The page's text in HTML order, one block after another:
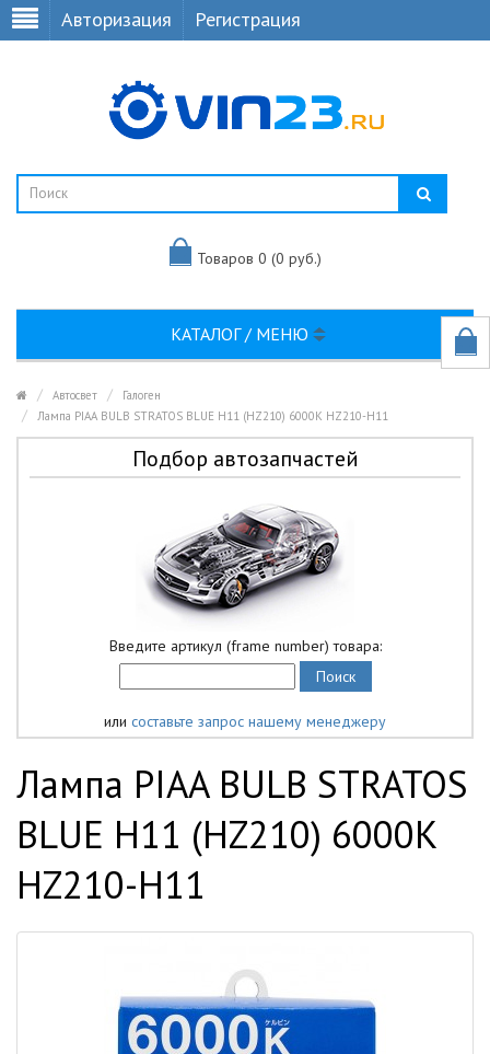
Авторизация Регистрация
Товаров 0 (0 руб.)
КАТАЛОГ / МЕНЮ
Автосвет
Галоген
Лампа PIAA BULB STRATOS BLUE H11 (HZ210) 6000K HZ210-H11
Подбор автозапчастей
Введите артикул (frame number) товара:
или составьте запрос нашему менеджеру
Лампа PIAA BULB STRATOS
BLUE H11 (HZ210) 6000K
HZ210-H11